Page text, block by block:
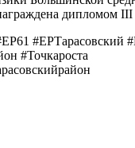
дипломом III
#ЕРТарасовский
#Точкароста